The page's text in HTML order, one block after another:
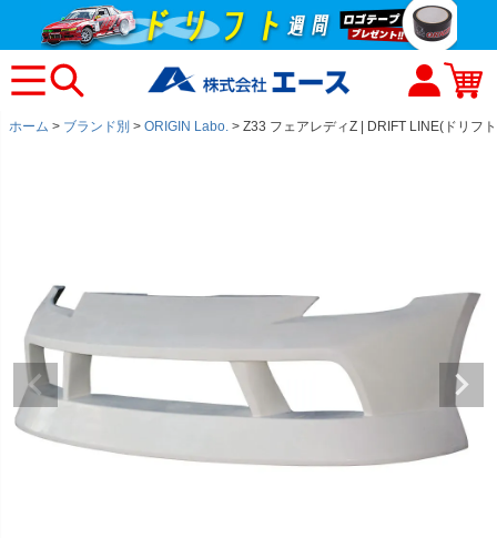
ホーム ブランド別 ORIGIN Labo. Z33 フェアレディZ | DRIFT LINE(ドリフ